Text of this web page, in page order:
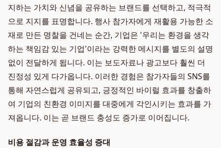
지하는 가치와 신념을 공유하는 브랜드를 선택하고, 적극적
으로 지지를 표명합니다. 행사 참가자에게 재활용 가능한 소
재로 만든 명찰을 건네는 순간, 기업은 '우리는 환경을 생각
하는 책임감 있는 기업'이라는 강력한 메시지를 별도의 설명
없이 전달하게 됩니다. 이는 보도자료나 광고보다 훨씬 더
진정성 있게 다가옵니다. 이러한 경험은 참가자들의 SNS를
통해 자연스럽게 공유되고, 긍정적인 바이럴 효과를 창출하
여 기업의 친환경 이미지를 대중에게 각인시키는 효과를 가
져옵니다. 이는 곧 브랜드 충성도 증가로 이어집니다.
비용 절감과 운영 효율성 증대